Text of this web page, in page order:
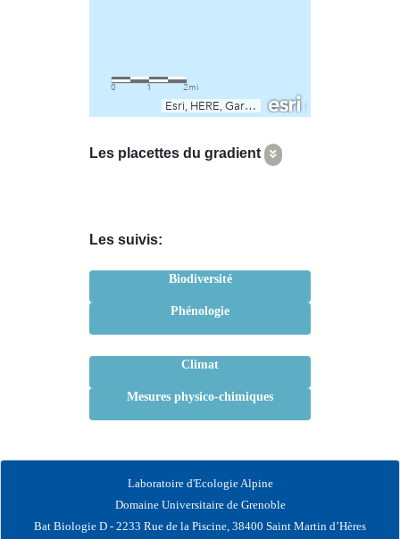
Les placettes du gradient
Les suivis:
Biodiversité
Phénologie
Climat
Mesures physico-chimiques
Laboratoire d'Ecologie Alpine
Domaine Universitaire de Grenoble
Bat Biologie D - 2233 Rue de la Piscine, 38400 Saint Martin d’Hères